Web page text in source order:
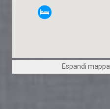
Espandi mappa